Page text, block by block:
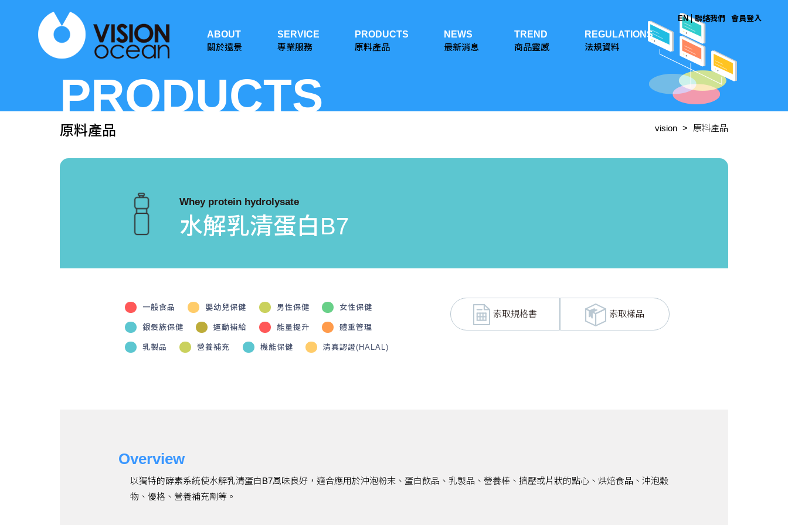
ABOUT
關於遠景
SERVICE
專業服務
PRODUCTS
原料產品
NEWS
最新消息
TREND
商品靈感
REGULATIONS
法規資料
EN 聯絡我們 會員登入
PRODUCTS
原料產品 vision 原料產品
Whey protein hydrolysate
水解乳清蛋白B7
一般食品 嬰幼兒保健 男性保健 女性保健
銀髮族保健 運動補給 能量提升 體重管理
乳製品 營養補充 機能保健 清真認證(HALAL)
索取規格書 索取樣品
Overview
以獨特的酵素系統使水解乳清蛋白B7風味良好，適合應用於沖泡粉末、蛋白飲品、乳製品、營養棒、擠壓或片狀的點心、烘焙食品、沖泡穀
物、優格、營養補充劑等。